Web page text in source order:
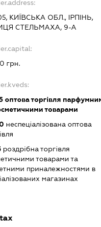
КИЇВСЬКА ОБЛ., ІРПІНЬ,
СТЕЛЬМАХА, 9-А
грн.
оптова торгівля
товарами
неспеціалізована оптова
роздрібна торгівля
товарами та
приналежностями в
магазинах